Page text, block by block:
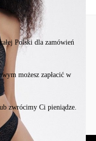
Polski dla zamówień
możesz zapłacić w
zwrócimy Ci pieniądze.